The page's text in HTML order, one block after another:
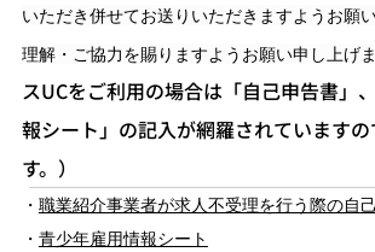
いただき併せてお送りいただきますようお願
理解・ご協力を賜りますようお願い申し上げま
スUCをご利用の場合は「自己申告書」
報シート」の記入が網羅されています
す。）
職業紹介事業者が求人不受理を行う際の自
青少年雇用情報シート